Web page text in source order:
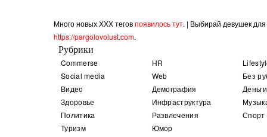
Много новых ХХХ теговпоявилось тут. | Выбирай девушек
https://pargolovolust.com.
Рубрики
Commerse
HR
Social media
Web
Без
Видео
Демография
Деньги
Здоровье
Инфраструктура
Политика
Развлечения
Спорт
Туризм
Юмор